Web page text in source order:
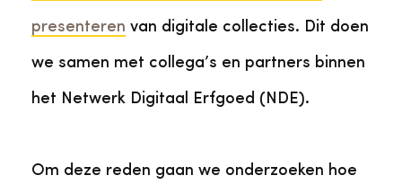
presenteren van digitale collecties. Dit doen
we samen met collega’s en partners binnen
het Netwerk Digitaal Erfgoed (NDE).
Om deze reden gaan we onderzoeken hoe